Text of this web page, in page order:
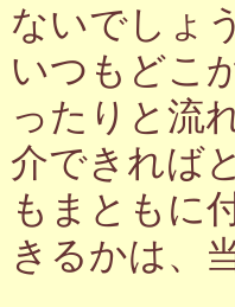
ないでしょ
いつもどこ
ったりと流
介できれば
もまともに
きるかは、